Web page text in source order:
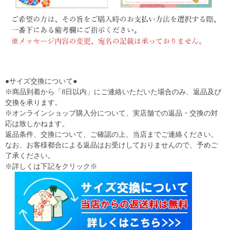
●サイズ交換について●
※商品到着から「8日以内」にご連絡いただいた場合のみ、返品及び
交換を承ります。
※オンラインショップ購入分について、実店舗での返品・交換の対
応は致しかねます。
返品条件、交換について、ご確認の上、当店までご連絡ください。
なお、お客様都合による返品はお受けしておりませんので、予めご
了承ください。
※詳しくは下記をクリック※